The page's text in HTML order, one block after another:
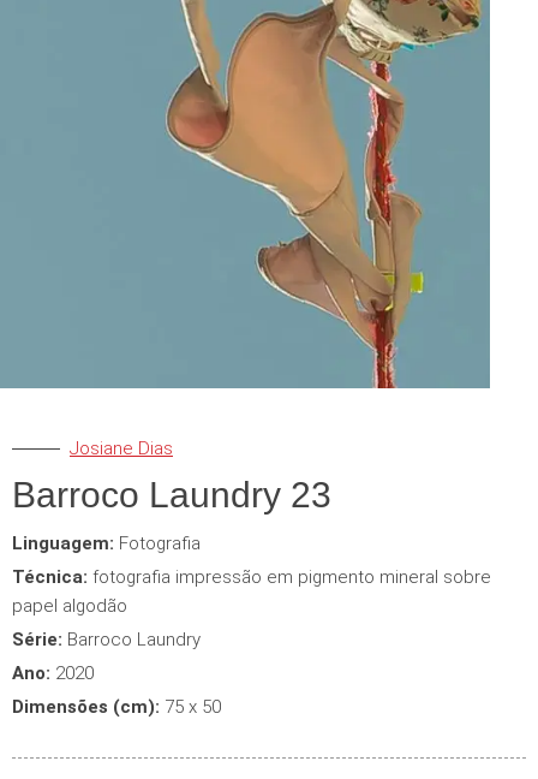
Josiane Dias
Barroco Laundry 23
Linguagem: Fotografia
Técnica: fotografia impressão em pigmento mineral sobre
papel algodão
Série: Barroco Laundry
Ano: 2020
Dimensões (cm): 75 x 50